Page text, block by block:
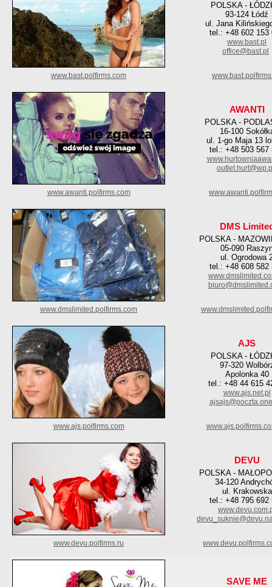
POLSKA -
93-124 Łódź
ul. Jana
tel.: +48 602 153
www.bast.pl
office@bast.pl
www.bast.polfirms.com
AWANTI
POLSKA -
16-100
ul. 1-go Maja 13
tel.: +48 503 567
www.awanti.polfirms.com
DMS
POLSKA -
05-090
ul. Ogrodowa
tel.: +48 608 582
www.dmslimited.polfirms.com
AJS
POLSKA -
97-320
Apolonka 40
tel.: +48 44 615
www.ajs.net.pl
www.ajs.polfirms.com
DEVU
POLSKA -
34-120
ul. Krakowska
tel.: +48 795 692
www.devu.polfirms.ru
SAVE ME